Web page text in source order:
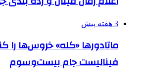
3 هفته پیش
ماتادورها «کله» خروس‌ها را
فینالیست جام بیست‌وسوم